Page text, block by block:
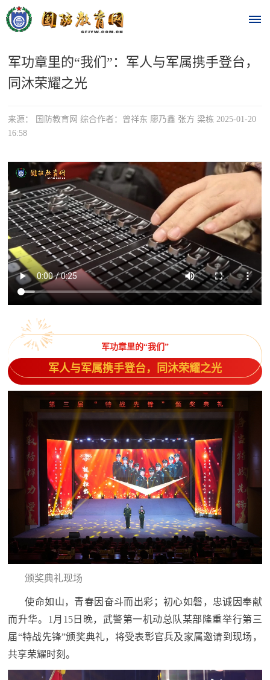
首
时
要
闻
时
政
要
闻
热
点
追
踪
点
追
踪
法
国
防
法
规
防
知
识
国
防
知
全
民
防
全
民
军功章里的“我们”：军人与军属携手登台，
同沐荣耀之光
来源： 国防教育网 综合作者：曾祥东 廖乃鑫 张方 梁栋 2025-01-20
16:58
军功章里的“我们”
军人与军属携手登台，同沐荣耀之光
颁奖典礼现场
使命如山，青春因奋斗而出彩；初心如磐，忠诚因奉献
而升华。1月15日晚，武警第一机动总队某部隆重举行第三
届“特战先锋”颁奖典礼，将受表彰官兵及家属邀请到现场，
共享荣耀时刻。